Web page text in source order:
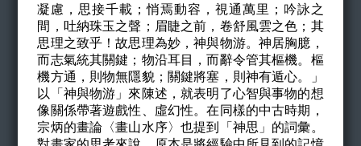
凝慮，思接千載；悄焉動容，視通萬里；吟詠之
間，吐納珠玉之聲；眉睫之前，卷舒風雲之色；其
思理之致乎！故思理為妙，神與物游。神居胸臆，
而志氣統其關鍵；物沿耳目，而辭令管其樞機。樞
機方通，則物無隱貌；關鍵將塞，則神有遁心。」
以「神與物游」來陳述，就表明了心智與事物的想
像關係帶著遊戲性、虛幻性。在同樣的中古時期，
宗炳的畫論 〈畫山水序〉也提到「神思」的詞彙。